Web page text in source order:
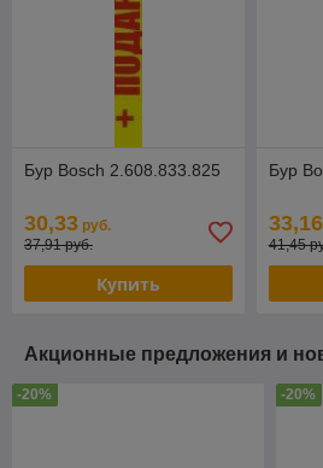
Бур Bosch 2.608.833.825
30,33 руб.
37,91 руб.
Купить
Бур
33,16
41,45
Акционные предложения и
-20% -20%